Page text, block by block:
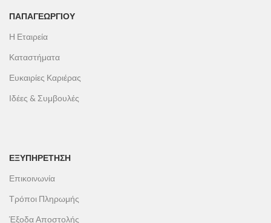
ΠΑΠΑΓΕΩΡΓΊΟΥ
Η Εταιρεία
Καταστήματα
Ευκαιρίες Καριέρας
Ιδέες & Συμβουλές
ΕΞΥΠΗΡΕΤΗΣΗ
Επικοινωνία
Τρόποι Πληρωμής
Έξοδα Αποστολής